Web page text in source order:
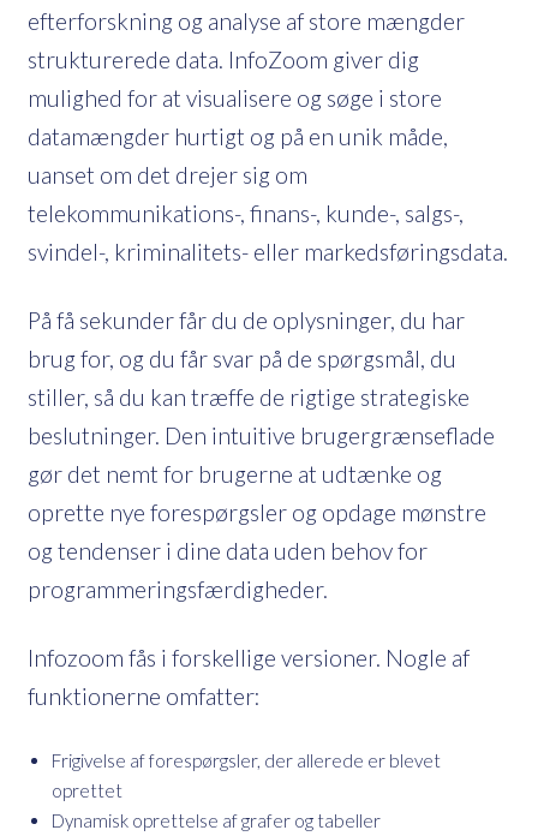
efterforskning og analyse af store mængder
strukturerede data. InfoZoom giver dig
mulighed for at visualisere og søge i store
datamængder hurtigt og på en unik måde,
uanset om det drejer sig om
telekommunikations-, finans-, kunde-, salgs-,
svindel-, kriminalitets- eller markedsføringsdata.
På få sekunder får du de oplysninger, du har
brug for, og du får svar på de spørgsmål, du
stiller, så du kan træffe de rigtige strategiske
beslutninger. Den intuitive brugergrænseflade
gør det nemt for brugerne at udtænke og
oprette nye forespørgsler og opdage mønstre
og tendenser i dine data uden behov for
programmeringsfærdigheder.
Infozoom fås i forskellige versioner. Nogle af
funktionerne omfatter:
Frigivelse af forespørgsler, der allerede er blevet
oprettet
Dynamisk oprettelse af grafer og tabeller